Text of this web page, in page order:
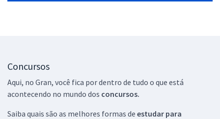
Concursos
Aqui, no Gran, você fica por dentro de tudo o que está
acontecendo no mundo dos concursos.
Saiba quais são as melhores formas de estudar para